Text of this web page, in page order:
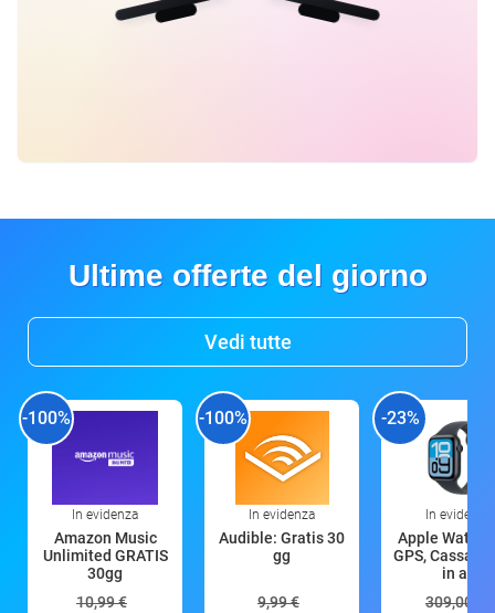
Ultime offerte del giorno
Vedi tutte
-100%
In evidenza
Amazon Music
Unlimited GRATIS
30gg
10,99 €
-100%
In evidenza
Audible: Gratis 30
gg
9,99 €
-23%
In evidenza
Apple Watch
GPS, Cassa
in all
309,00 €